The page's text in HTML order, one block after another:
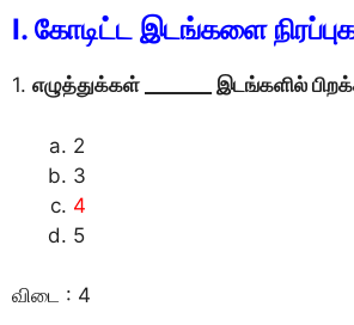
I. கோடிட்ட இடங்களை
1. எழுத்துக்கள் _______ இடங்களில்
2
3
4
5
விடை : 4